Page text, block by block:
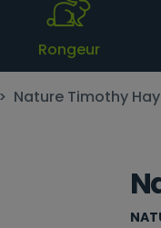
Rongeur
Nature Timothy Hay